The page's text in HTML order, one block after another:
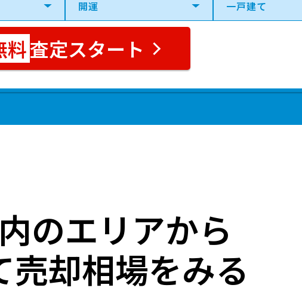
査定スタート
内のエリアから
売却相場をみる